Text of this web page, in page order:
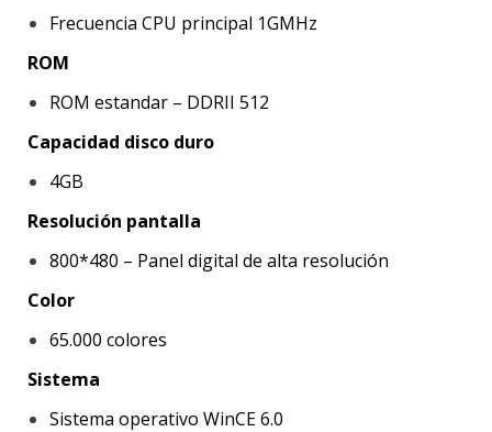
Frecuencia CPU principal 1GMHz
ROM
ROM estandar – DDRII 512
Capacidad disco duro
4GB
Resolución pantalla
800*480 – Panel digital de alta resolución
Color
65.000 colores
Sistema
Sistema operativo WinCE 6.0